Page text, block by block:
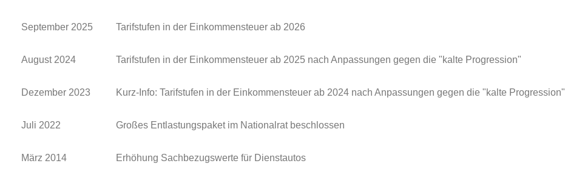
September 2025 Tarifstufen in der Einkommensteuer ab 2026
August 2024 Tarifstufen in der Einkommensteuer ab 2025 nach Anpassungen gegen die "kalte Progression"
Dezember 2023 Kurz-Info: Tarifstufen in der Einkommensteuer ab 2024 nach Anpassungen gegen die "kalte Progression"
Juli 2022 Großes Entlastungspaket im Nationalrat beschlossen
März 2014 Erhöhung Sachbezugswerte für Dienstautos